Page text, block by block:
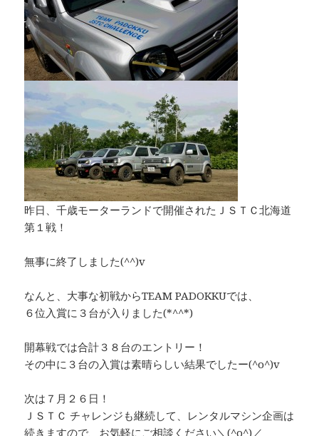
昨日、千歳モーターランドで開催されたＪＳＴＣ北海道
第１戦！
無事に終了しました(^^)v
なんと、大事な初戦からTEAM PADOKKUでは、
６位入賞に３台が入りました(*^^*)
開幕戦では合計３８台のエントリー！
その中に３台の入賞は素晴らしい結果でしたー(^o^)v
次は７月２６日！
ＪＳＴＣ チャレンジも継続して、レンタルマシン企画は
続きますので、お気軽にご相談ください＼(^o^)／